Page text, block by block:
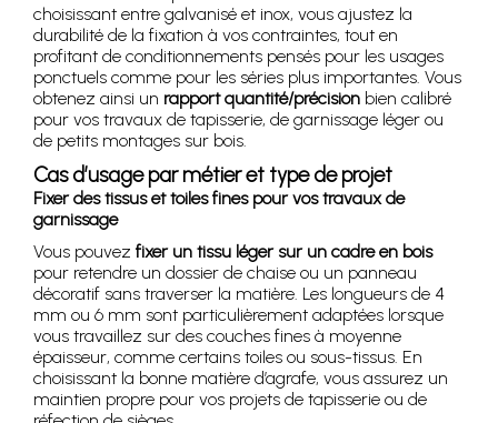
choisissant entre galvanisé et inox, vous ajustez la
durabilité de la fixation à vos contraintes, tout en
profitant de conditionnements pensés pour les usages
ponctuels comme pour les séries plus importantes. Vous
obtenez ainsi un rapport quantité/précision bien calibré
pour vos travaux de tapisserie, de garnissage léger ou
de petits montages sur bois.
Cas d’usage par métier et type de projet
Fixer des tissus et toiles fines pour vos travaux de
garnissage
Vous pouvez fixer un tissu léger sur un cadre en bois
pour retendre un dossier de chaise ou un panneau
décoratif sans traverser la matière. Les longueurs de 4
mm ou 6 mm sont particulièrement adaptées lorsque
vous travaillez sur des couches fines à moyenne
épaisseur, comme certains toiles ou sous-tissus. En
choisissant la bonne matière d’agrafe, vous assurez un
maintien propre pour vos projets de tapisserie ou de